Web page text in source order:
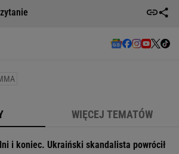
WIĘCEJ TEMATÓW
i koniec. Ukraiński skandalista powrócił